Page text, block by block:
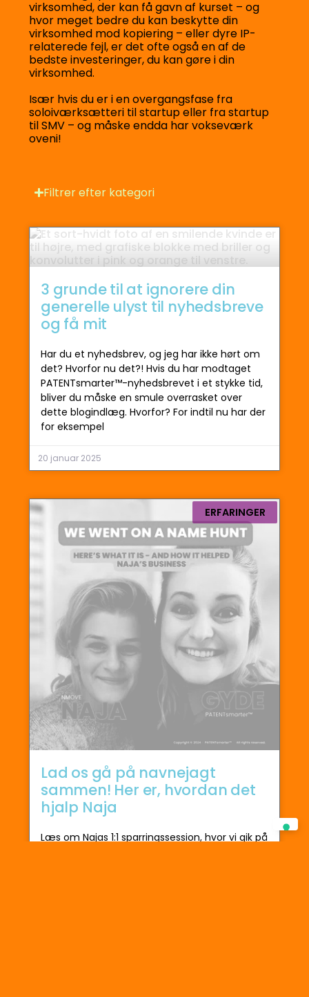
virksomhed, der kan få gavn af kurset – og
hvor meget bedre du kan beskytte din
virksomhed mod kopiering – eller dyre IP-
relaterede fejl, er det ofte også en af de
bedste investeringer, du kan gøre i din
virksomhed.
Især hvis du er i en overgangsfase fra
soloiværksætteri til startup eller fra startup
til SMV – og måske endda har vokseværk
oveni!
Filtrer efter kategori
3 grunde til at ignorere din
generelle ulyst til nyhedsbreve
og få mit
Har du et nyhedsbrev, og jeg har ikke hørt om
det? Hvorfor nu det?! Hvis du har modtaget
PATENTsmarter™-nyhedsbrevet i et stykke tid,
bliver du måske en smule overrasket over
dette blogindlæg. Hvorfor? For indtil nu har der
for eksempel
20 januar 2025
ERFARINGER
Lad os gå på navnejagt
sammen! Her er, hvordan det
hjalp Naja
Læs om Najas 1:1 sparringssession, hvor vi gik på